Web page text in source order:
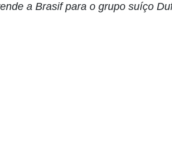
a Brasif para o grupo suíço